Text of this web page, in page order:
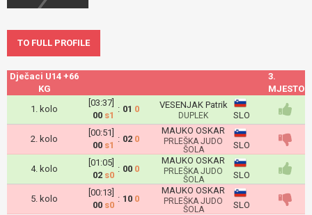
TO FULL PROFILE
Dječaci U14 +66
KG
3.
MJESTO
1. kolo
[03:37]
00 s1
: 01 0 VESENJAK Patrik
DUPLEK SLO
2. kolo
[00:51]
00 s1
: 02 0
MAUKO OSKAR
PRLEŠKA JUDO
ŠOLA
SLO
4. kolo
[01:05]
02 s0
: 00 0
MAUKO OSKAR
PRLEŠKA JUDO
ŠOLA
SLO
5. kolo
[00:13]
00 s0
: 10 0
MAUKO OSKAR
PRLEŠKA JUDO
ŠOLA
SLO